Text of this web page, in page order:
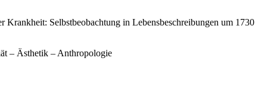
Selbstbeobachtung in Lebensbeschreibungen um 1730
– Ästhetik – Anthropologie